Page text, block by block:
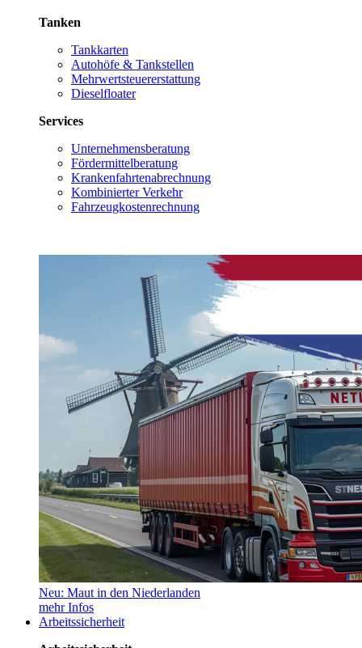
Tanken
Tankkarten
Autohöfe & Tankstellen
Mehrwertsteuererstattung
Dieselfloater
Services
Unternehmensberatung
Fördermittelberatung
Krankenfahrtenabrechnung
Kombinierter Verkehr
Fahrzeugkostenrechnung
Neu: Maut in den Niederlanden
mehr Infos
Arbeitssicherheit